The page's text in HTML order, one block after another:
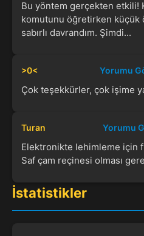
Bu yöntem gerçekten etkili!
komutunu öğretirken küçük
sabırlı davrandım. Şimdi...
>0< Yorumu
Çok teşekkürler, çok işime
Turan Yorumu
Elektronikte lehimleme için
Saf çam reçinesi olması
İstatistikler